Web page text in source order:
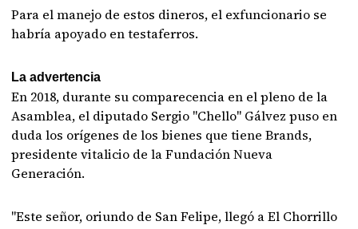
Para el manejo de estos dineros, el exfuncionario se
habría apoyado en testaferros.
La advertencia
En 2018, durante su comparecencia en el pleno de la
Asamblea, el diputado Sergio "Chello" Gálvez puso en
duda los orígenes de los bienes que tiene Brands,
presidente vitalicio de la Fundación Nueva
Generación.
"Este señor, oriundo de San Felipe, llegó a El Chorrillo